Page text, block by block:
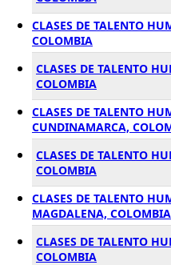
CLASES DE TALENTO
COLOMBIA
CLASES DE TALENTO
COLOMBIA
CLASES DE TALENTO
CUNDINAMARCA,
CLASES DE TALENTO
COLOMBIA
CLASES DE TALENTO
MAGDALENA, COLOMBIA
CLASES DE TALENTO
COLOMBIA